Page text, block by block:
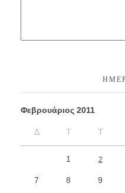
Φεβρουάριος 2011
Δ Τ Τ
1 2
7 8 9